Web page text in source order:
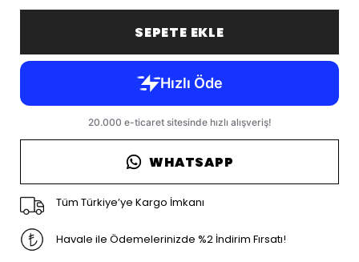
SEPETE EKLE
WHATSAPP
Tüm Türkiye’ye Kargo İmkanı
Havale ile Ödemelerinizde %2 İndirim Fırsatı!